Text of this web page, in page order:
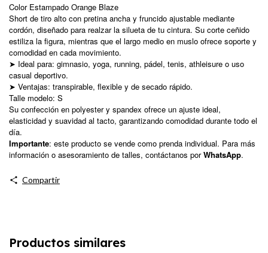
Color Estampado Orange Blaze
Short de tiro alto con pretina ancha y fruncido ajustable mediante
cordón, diseñado para realzar la silueta de tu cintura. Su corte ceñido
estiliza la figura, mientras que el largo medio en muslo ofrece soporte y
comodidad en cada movimiento.
➤ Ideal para: gimnasio, yoga, running, pádel, tenis, athleisure o uso
casual deportivo.
➤ Ventajas: transpirable, flexible y de secado rápido.
Talle modelo: S
Su confección en polyester y spandex ofrece un ajuste ideal,
elasticidad y suavidad al tacto, garantizando comodidad durante todo el
día.
Importante: este producto se vende como prenda individual. Para más
información o asesoramiento de talles, contáctanos porWhatsApp.
Compartir
Productos similares